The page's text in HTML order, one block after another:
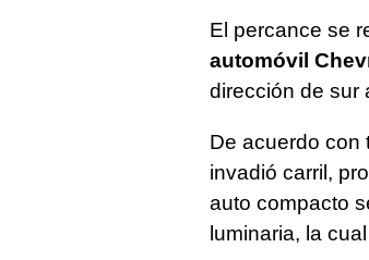
El percance se
automóvil
dirección de sur
De acuerdo con
invadió carril,
auto compacto
luminaria, la